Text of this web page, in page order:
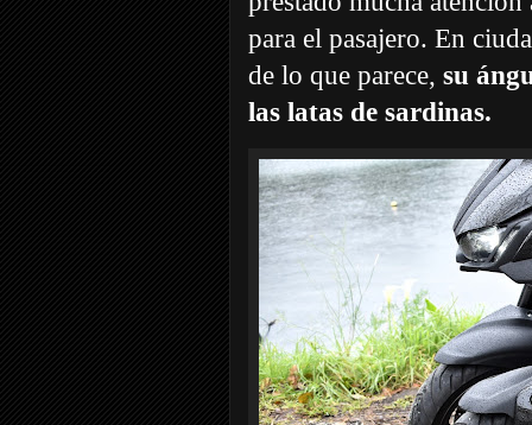
para el pasajero. En
de lo que parece, su
las latas de sardinas.